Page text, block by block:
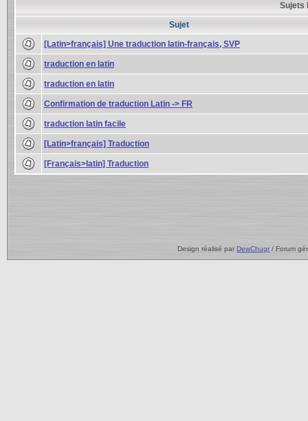
Sujets
Sujet
[Latin>français] Une traduction latin-français, SVP
traduction en latin
traduction en latin
Confirmation de traduction Latin -> FR
traduction latin facile
[Latin>français] Traduction
[Français>latin] Traduction
Design réalisé parDewChugr / Forum